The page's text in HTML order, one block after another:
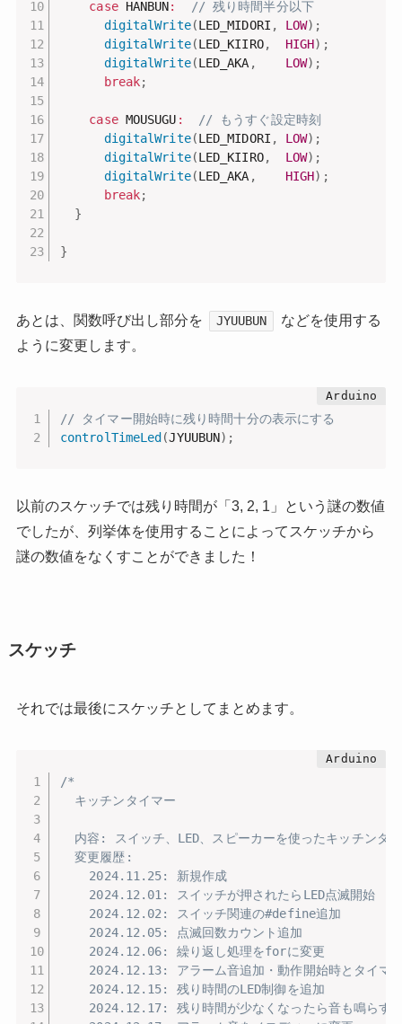
case HANBUN:
// 残り時間半分以下
digitalWrite(LED_MIDORI , LOW) ;
digitalWrite(LED_KIIRO, HIGH) ;
digitalWrite(LED_AKA , LOW) ;
break;
case MOUSUGU :
// もうすぐ設定時刻
digitalWrite(LED_MIDORI , LOW) ;
digitalWrite(LED_KIIRO, LOW) ;
digitalWrite(LED_AKA , HIGH) ;
break;
}
}
あとは、関数呼び出し部分を JYUUBUN
などを使用する
ように変更します。
// タイマー開始時に残り時間十分の表示にする
controlTimeLed (JYUUBUN) ;
以前のスケッチでは残り時間が「3, 2, 1」という謎の数値
でしたが、列挙体を使用することによってスケッチから
謎の数値をなくすことができました！
スケッチ
それでは最後にスケッチとしてまとめます。
/*
  キッチンタイマー
内容: スイッチ、LED、スピーカーを使ったキッチンタ
  変更履歴:
    2024.11.25: 新規作成
    2024.12.01: スイッチが押されたらLED点滅開始
    2024.12.02: スイッチ関連の#define追加
    2024.12.05: 点滅回数カウント追加
    2024.12.06: 繰り返し処理をforに変更
2024.12.13: アラーム音追加・動作開始時とタイマ
    2024.12.15: 残り時間のLED制御を追加
2024.12.17: 残り時間が少なくなったら音も鳴らす